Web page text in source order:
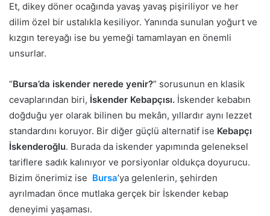
Et, dikey döner ocağında yavaş yavaş pişiriliyor ve her
dilim özel bir ustalıkla kesiliyor. Yanında sunulan yoğurt ve
kızgın tereyağı ise bu yemeği tamamlayan en önemli
unsurlar.
“Bursa’da iskender nerede yenir?” sorusunun en klasik
cevaplarından biri, İskender Kebapçısı. İskender kebabın
doğduğu yer olarak bilinen bu mekân, yıllardır aynı lezzet
standardını koruyor. Bir diğer güçlü alternatif ise Kebapçı
İskenderoğlu. Burada da iskender yapımında geleneksel
tariflere sadık kalınıyor ve porsiyonlar oldukça doyurucu.
Bizim önerimiz ise Bursa’ya gelenlerin, şehirden
ayrılmadan önce mutlaka gerçek bir İskender kebap
deneyimi yaşaması.